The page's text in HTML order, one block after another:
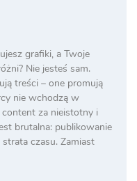
grafiki, a Twoje
Nie jesteś sam.
treści – one promują
nie wchodzą w
za nieistotny i
brutalna: publikowanie
czasu. Zamiast